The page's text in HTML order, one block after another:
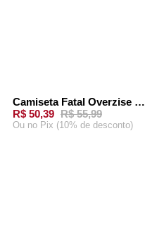
-10%Camiseta Fatal Overzise Especial Verde
R$ 50,39 R$ 55,99
Ou no Pix (10% de desconto)